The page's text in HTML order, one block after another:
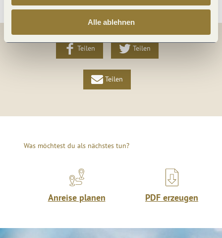
Alle ablehnen
Teilen Teilen
Teilen
Was möchtest du als nächstes tun?
Anreise planen PDF erzeugen